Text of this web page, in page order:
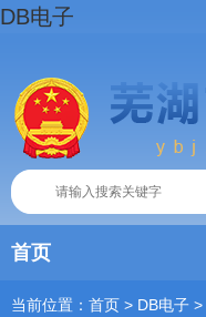
DB电子
首页
当前位置： 首页 > DB电子 >